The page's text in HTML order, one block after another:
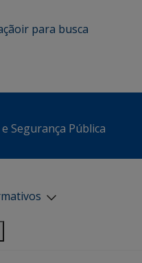
ir para busca
Segurança Pública